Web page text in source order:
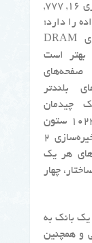
بانکی با ظرفیت ذخیره‌سازی ۱۶, ۷۷۷,
را دارد؛
اما بانک تمام حافظه‌های DRAM
بهتر است
صفحه‌های
بلندتر
چیدمان
دارای ۱۶۳۸۴ ردیف و ۱۰۲۴ ستون
باز هم دارای ظرفیت ذخیره‌سازی ۲
هر یک
چهار
بانک به
و همچنین